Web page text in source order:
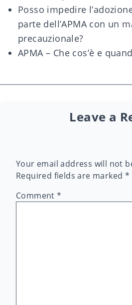
Posso impedire
parte dell’APMA con un
precauzionale?
APMA – Che cos’è e
Leave a
Your email address will not
Required fields are marked *
Comment*